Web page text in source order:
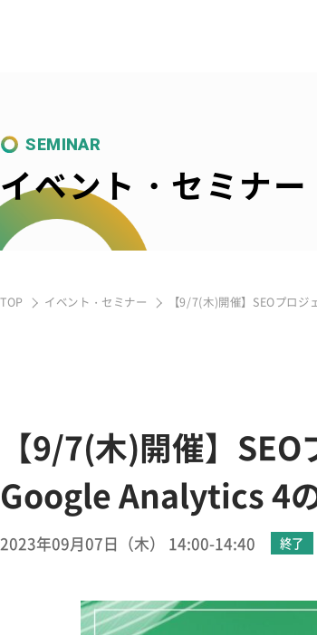
SEMINAR
イベント・セミナー
TOP イベント・セミナー 【9/7(木)開催】SEOプロ
【9/7(木)開催】
Google Analytics 4
2023年09月07日（木） 14:00-14:40 終了